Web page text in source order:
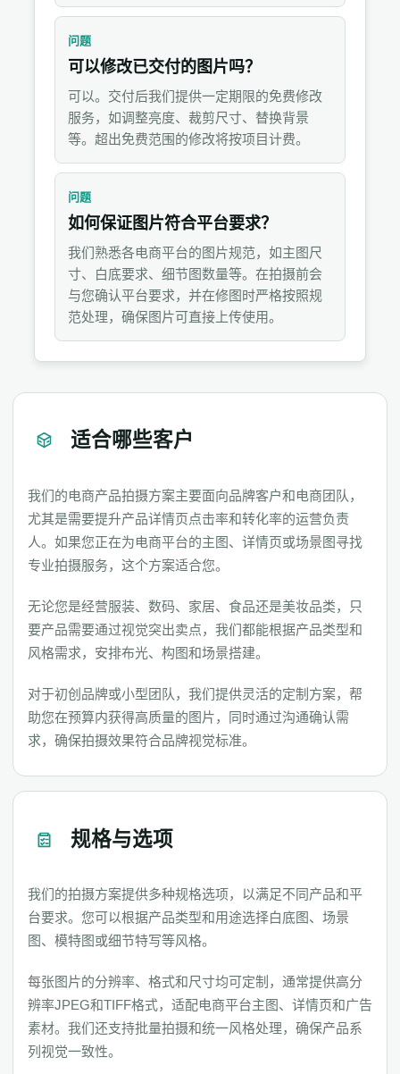
问题
可以修改已交付的图片吗？
可以。交付后我们提供一定期限的免费修改
服务，如调整亮度、裁剪尺寸、替换背景
等。超出免费范围的修改将按项目计费。
问题
如何保证图片符合平台要求？
我们熟悉各电商平台的图片规范，如主图尺
寸、白底要求、细节图数量等。在拍摄前会
与您确认平台要求，并在修图时严格按照规
范处理，确保图片可直接上传使用。
适合哪些客户
我们的电商产品拍摄方案主要面向品牌客户和电商团队，
尤其是需要提升产品详情页点击率和转化率的运营负责
人。如果您正在为电商平台的主图、详情页或场景图寻找
专业拍摄服务，这个方案适合您。
无论您是经营服装、数码、家居、食品还是美妆品类，只
要产品需要通过视觉突出卖点，我们都能根据产品类型和
风格需求，安排布光、构图和场景搭建。
对于初创品牌或小型团队，我们提供灵活的定制方案，帮
助您在预算内获得高质量的图片，同时通过沟通确认需
求，确保拍摄效果符合品牌视觉标准。
规格与选项
我们的拍摄方案提供多种规格选项，以满足不同产品和平
台要求。您可以根据产品类型和用途选择白底图、场景
图、模特图或细节特写等风格。
每张图片的分辨率、格式和尺寸均可定制，通常提供高分
辨率JPEG和TIFF格式，适配电商平台主图、详情页和广告
素材。我们还支持批量拍摄和统一风格处理，确保产品系
列视觉一致性。